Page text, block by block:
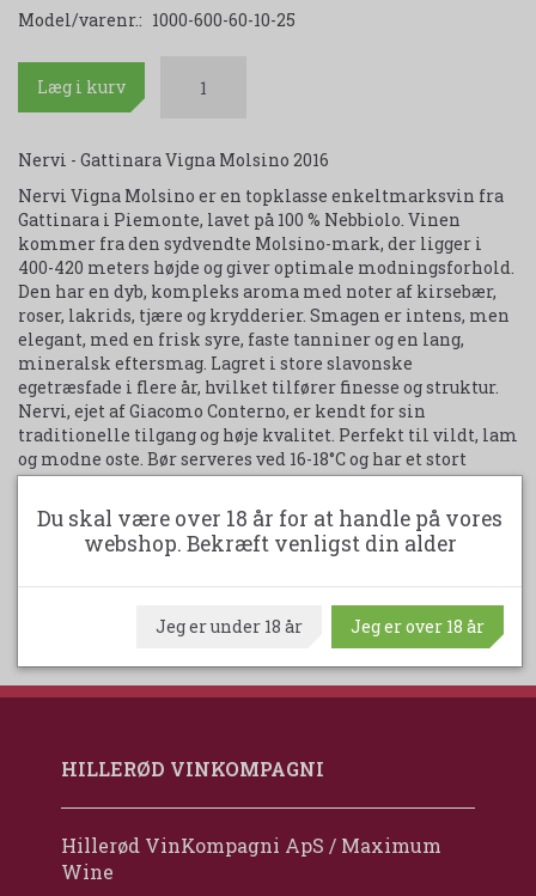
Model/varenr.: 1000-600-60-10-25
Læg i kurv
Nervi - Gattinara Vigna Molsino 2016
Nervi Vigna Molsino er en topklasse enkeltmarksvin fra
Gattinara i Piemonte, lavet på 100 % Nebbiolo. Vinen
kommer fra den sydvendte Molsino-mark, der ligger i
400-420 meters højde og giver optimale modningsforhold.
Den har en dyb, kompleks aroma med noter af kirsebær,
roser, lakrids, tjære og krydderier. Smagen er intens, men
elegant, med en frisk syre, faste tanniner og en lang,
mineralsk eftersmag. Lagret i store slavonske
egetræsfade i flere år, hvilket tilfører finesse og struktur.
Nervi, ejet af Giacomo Conterno, er kendt for sin
traditionelle tilgang og høje kvalitet. Perfekt til vildt, lam
og modne oste. Bør serveres ved 16-18°C og har et stort
lagringspotentiale.
Udskriv produktark
HILLERØD VINKOMPAGNI
Hillerød VinKompagni ApS / Maximum
Wine
Du skal være over 18 år for at handle på vores
webshop. Bekræft venligst din alder
Jeg er under 18 år Jeg er over 18 år